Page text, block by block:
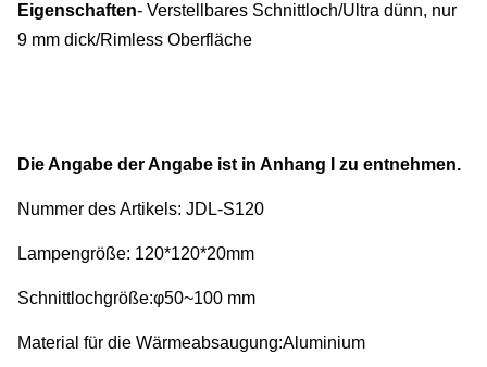
Eigenschaften- Verstellbares Schnittloch/Ultra dünn, nur
9 mm dick/Rimless Oberfläche
Die Angabe der Angabe ist in Anhang I zu entnehmen.
Nummer des Artikels: JDL-S120
Lampengröße: 120*120*20mm
Schnittlochgröße:φ50~100 mm
Material für die Wärmeabsaugung:Aluminium